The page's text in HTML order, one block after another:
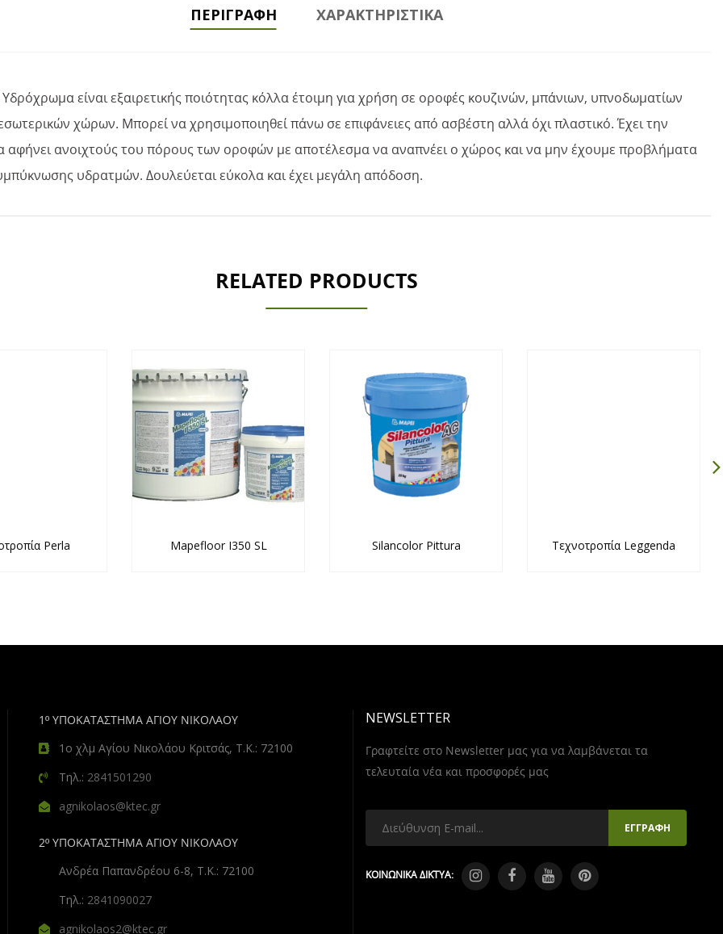
ΠΕΡΙΓΡΑΦΉ ΧΑΡΑΚΤΗΡΙΣΤΙΚΆ
είναι εξαιρετικής ποιότητας κόλλα έτοιμη για χρήση σε οροφές κουζινών, μπάνιων, υπνοδωματίων
εσωτερικών χώρων. Μπορεί να χρησιμοποιηθεί πάνω σε επιφάνειες από ασβέστη αλλά όχι πλαστικό. Έχει την
αφήνει ανοιχτούς του πόρους των οροφών με αποτέλεσμα να αναπνέει ο χώρος και να μην έχουμε προβλήματα
υδρατμών. Δουλεύεται εύκολα και έχει μεγάλη απόδοση.
RELATED PRODUCTS
Perla Mapefloor I350 SL Silancolor Pittura Τεχνοτροπία Leggenda
1º ΥΠΟΚΑΤΑΣΤΗΜΑ ΑΓΙΟΥ ΝΙΚΟΛΑΟΥ
1ο χλμ Αγίου Νικολάου Κριτσάς, Τ.Κ.: 72100
Τηλ.: 2841501290
agnikolaos@ktec.gr
2º ΥΠΟΚΑΤΑΣΤΗΜΑ ΑΓΙΟΥ ΝΙΚΟΛΑΟΥ
Ανδρέα Παπανδρέου 6-8, Τ.Κ.: 72100
Τηλ.: 2841090027
agnikolaos2@ktec.gr
NEWSLETTER
Γραφτείτε στο Newsletter μας για να λαμβάνεται τα
τελευταία νέα και προσφορές μας
ΚΟΙΝΩΝΙΚΑ ΔΙΚΤΥΑ: